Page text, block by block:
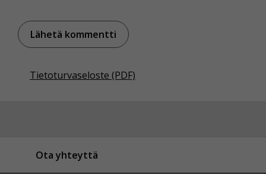
Tietoturvaseloste (PDF)
Ota yhteyttä